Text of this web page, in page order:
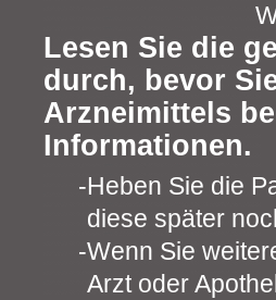
Lesen Sie die
durch, bevor
Arzneimittels
Informationen.
Heben Sie die
diese später
Wenn Sie
Arzt oder